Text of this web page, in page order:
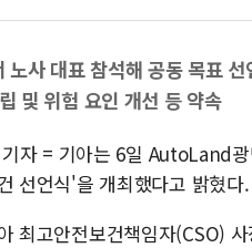
사 대표 참석해 공동 목표 선
및 위험 요인 개선 등 약속
자 = 기아는 6일 AutoLand
선언식'을 개최했다고 밝혔다.
최고안전보건책임자(CSO)